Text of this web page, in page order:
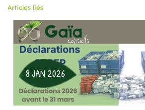
Articles liés
8 JAN 2026